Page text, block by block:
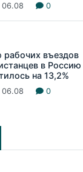
06.08 0
рабочих въездов
в Россию
на 13,2%
06.08 0